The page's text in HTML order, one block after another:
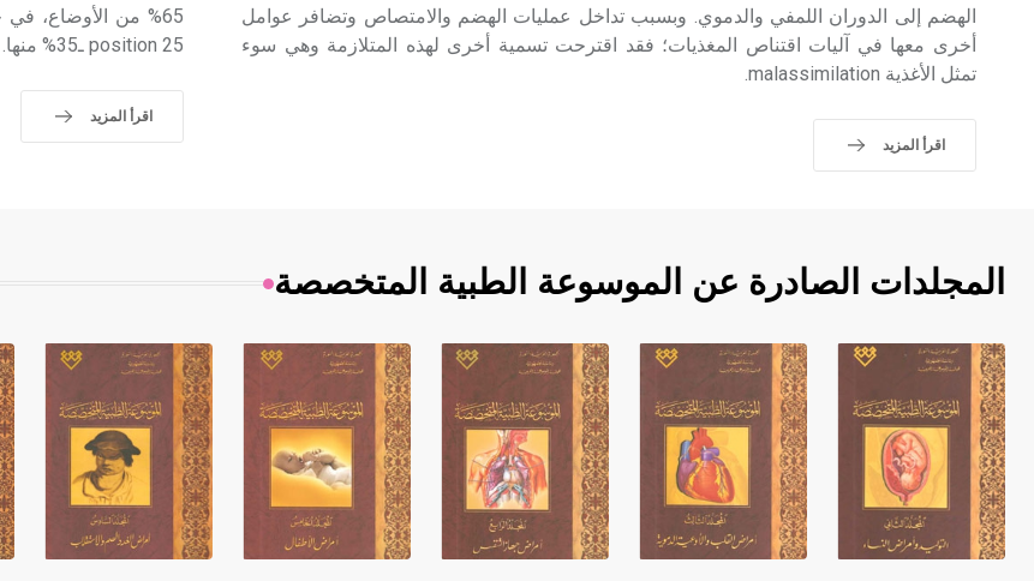
الهضم إلى الدوران اللمفي والدموي. وبسبب تداخل عمليات الهضم والامتصاص وتضافر عوامل
أخرى معها في آليات اقتناص المغذيات؛ فقد اقترحت تسمية أخرى لهذه المتلازمة وهي سوء
تمثل الأغذية malassimilation.
اقرأ المزيد
position 25 ـ35% منها. النقطة الكاشفة فيه هي اليافوخ اللامي lambdoid fontanel.
اقرأ المزيد
المجلدات الصادرة عن الموسوعة الطبية المتخصصة